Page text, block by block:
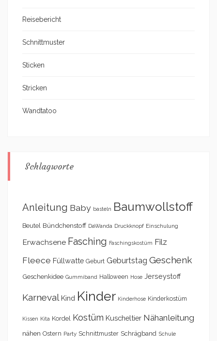
Reisebericht
Schnittmuster
Sticken
Stricken
Wandtatoo
Schlagworte
Anleitung Baby basteln Baumwollstoff
Beutel Bündchenstoff DaWanda Druckknopf Einschulung
Erwachsene Fasching Faschingskostüm Filz
Fleece Füllwatte Geburt Geburtstag Geschenk
Geschenkidee Gummiband Halloween Hose Jerseystoff
Karneval Kind Kinder Kinderhose Kinderkostüm
Kissen Kita Kordel Kostüm Kuscheltier Nähanleitung
nähen Ostern Party Schnittmuster Schrägband Schule